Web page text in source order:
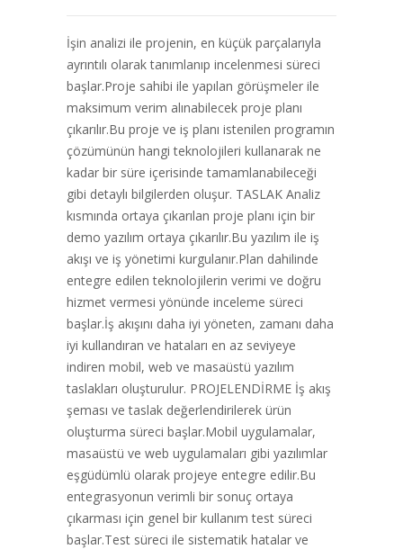
İşin analizi ile projenin, en küçük parçalarıyla
ayrıntılı olarak tanımlanıp incelenmesi süreci
başlar.Proje sahibi ile yapılan görüşmeler ile
maksimum verim alınabilecek proje planı
çıkarılır.Bu proje ve iş planı istenilen programın
çözümünün hangi teknolojileri kullanarak ne
kadar bir süre içerisinde tamamlanabileceği
gibi detaylı bilgilerden oluşur. TASLAK Analiz
kısmında ortaya çıkarılan proje planı için bir
demo yazılım ortaya çıkarılır.Bu yazılım ile iş
akışı ve iş yönetimi kurgulanır.Plan dahilinde
entegre edilen teknolojilerin verimi ve doğru
hizmet vermesi yönünde inceleme süreci
başlar.İş akışını daha iyi yöneten, zamanı daha
iyi kullandıran ve hataları en az seviyeye
indiren mobil, web ve masaüstü yazılım
taslakları oluşturulur. PROJELENDİRME İş akış
şeması ve taslak değerlendirilerek ürün
oluşturma süreci başlar.Mobil uygulamalar,
masaüstü ve web uygulamaları gibi yazılımlar
eşgüdümlü olarak projeye entegre edilir.Bu
entegrasyonun verimli bir sonuç ortaya
çıkarması için genel bir kullanım test süreci
başlar.Test süreci ile sistematik hatalar ve